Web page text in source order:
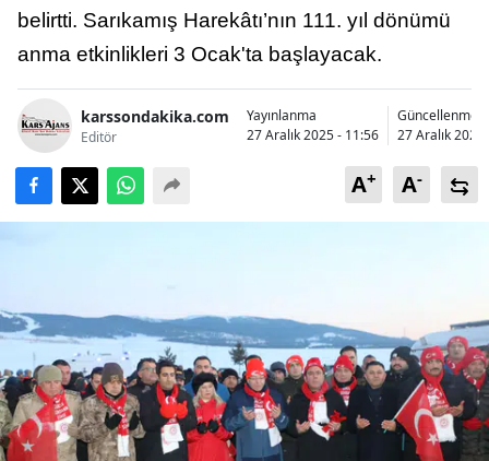
Bitlis
Bursa
Denizli
Diyarbakır
Edirne
belirtti. Sarıkamış Harekâtı’nın 111. yıl dönümü
anma etkinlikleri 3 Ocak'ta başlayacak.
karssondakika.com
Editör
Yayınlanma
27 Aralık 2025 - 11:56
Güncellenme
27 Aralık 2025
A+ A-